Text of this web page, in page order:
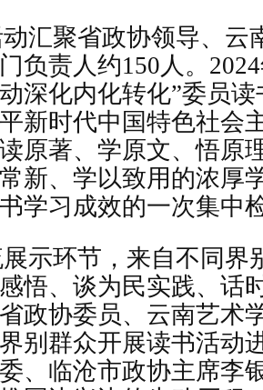
汇聚省政协领导、云
负责人约150人。
深化内化转化”委员
新时代中国特色社会
原著、学原文、悟原
新、学以致用的浓厚
学习成效的一次集中
示环节，来自不同界
悟、谈为民实践、话
政协委员、云南艺术
别群众开展读书活动
、临沧市政协主席李